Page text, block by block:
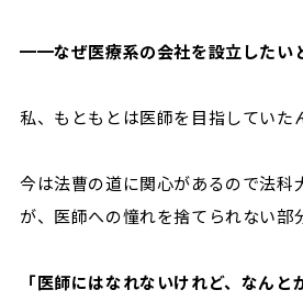
━━なぜ医療系の会社を設立したい
私、もともとは医師を目指していた
今は法曹の道に関心があるので法科
が、医師への憧れを捨てられない部
「医師にはなれないけれど、なん